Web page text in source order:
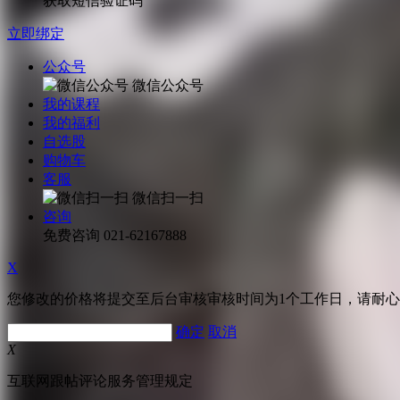
立即绑定
公众号
微信公众号
我的课程
我的福利
自选股
购物车
客服
微信扫一扫
咨询
免费咨询 021-62167888
X
您修改的价格将提交至后台审核审核时间为1个工作日，请耐
确定 取消
X
互联网跟帖评论服务管理规定